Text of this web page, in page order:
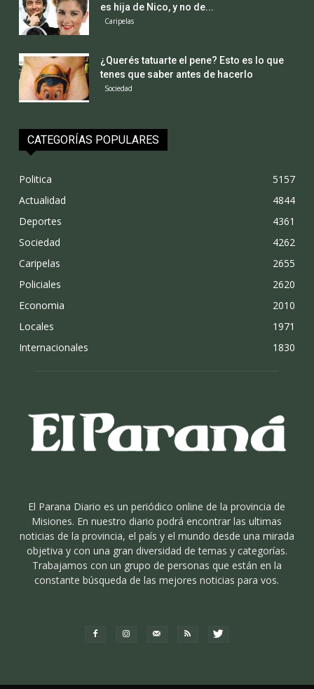
es hija de Nico, y no de...
Caripelas
¿Querés tatuarte el pene? Esto es lo que
tenes que saber antes de hacerlo
Sociedad
CATEGORÍAS POPULARES
Politica
5157
Actualidad
4844
Deportes
4361
Sociedad
4262
Caripelas
2655
Policiales
2620
Economia
2010
Locales
1971
Internacionales
1830
El Parana Diario es un periódico online de la provincia de
Misiones. En nuestro diario podrá encontrar las ultimas
noticias de la provincia, el país y el mundo desde una mirada
objetiva y con una gran diversidad de temas y categorías.
Trabajamos con un grupo de personas que están en la
constante búsqueda de las mejores noticias para vos.